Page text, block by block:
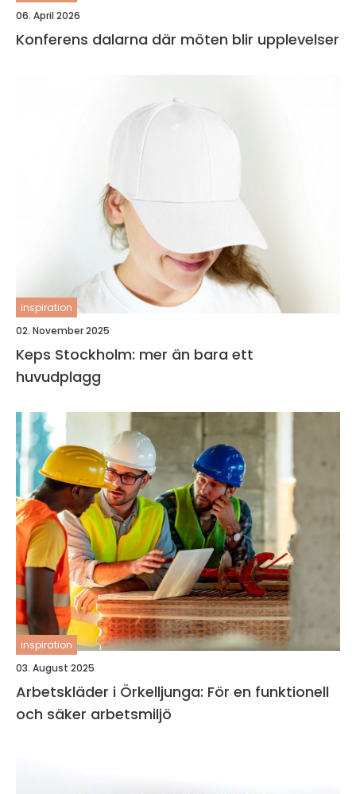
06. April 2026
Konferens dalarna där möten blir upplevelser
inspiration
02. November 2025
Keps Stockholm: mer än bara ett
huvudplagg
inspiration
03. August 2025
Arbetskläder i Örkelljunga: För en funktionell
och säker arbetsmiljö